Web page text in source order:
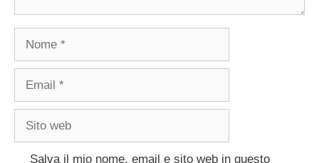
Nome
Email
Sito
Salva il mio nome, email e sito web in questo